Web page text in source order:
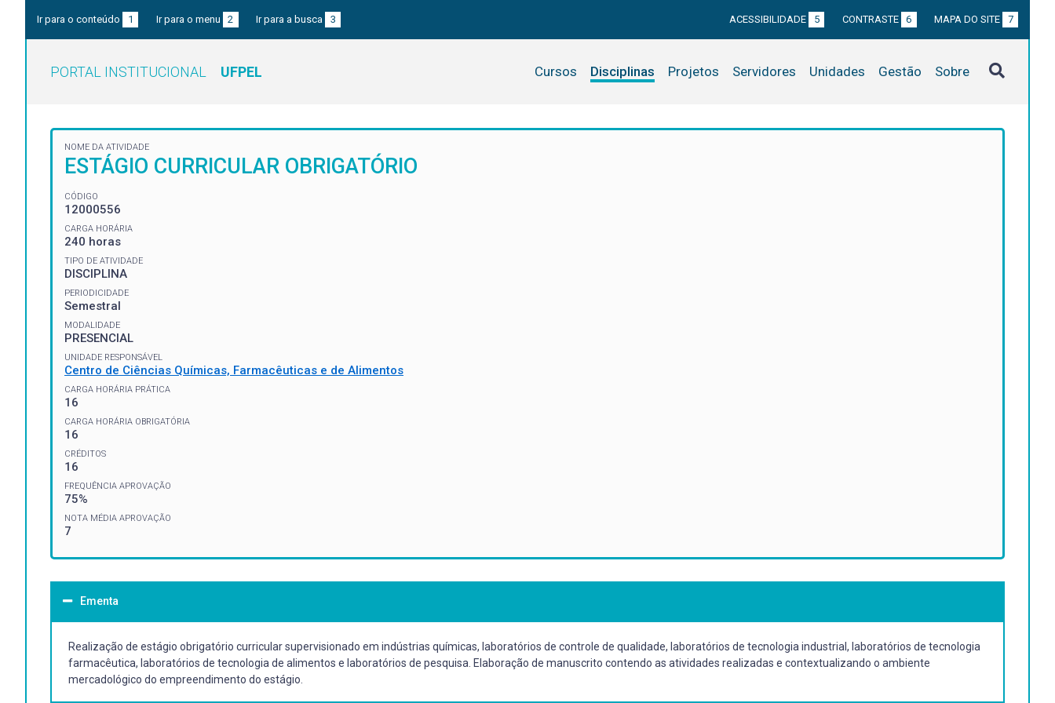
Ir para o conteúdo 1 Ir para o menu 2 Ir para a busca 3 ACESSIBILIDADE 5 CONTRASTE 6 MAPA DO SITE 7
PORTAL INSTITUCIONAL UFPEL Cursos Disciplinas Projetos Servidores Unidades Gestão Sobre
NOME DA ATIVIDADE
ESTÁGIO CURRICULAR OBRIGATÓRIO
CÓDIGO
12000556
CARGA HORÁRIA
240 horas
TIPO DE ATIVIDADE
DISCIPLINA
PERIODICIDADE
Semestral
MODALIDADE
PRESENCIAL
UNIDADE RESPONSÁVEL
Centro de Ciências Químicas, Farmacêuticas e de Alimentos
CARGA HORÁRIA PRÁTICA
16
CARGA HORÁRIA OBRIGATÓRIA
16
CRÉDITOS
16
FREQUÊNCIA APROVAÇÃO
75%
NOTA MÉDIA APROVAÇÃO
7
Ementa
Realização de estágio obrigatório curricular supervisionado em indústrias químicas, laboratórios de controle de qualidade, laboratórios de tecnologia industrial, laboratórios de tecnologia
farmacêutica, laboratórios de tecnologia de alimentos e laboratórios de pesquisa. Elaboração de manuscrito contendo as atividades realizadas e contextualizando o ambiente
mercadológico do empreendimento do estágio.